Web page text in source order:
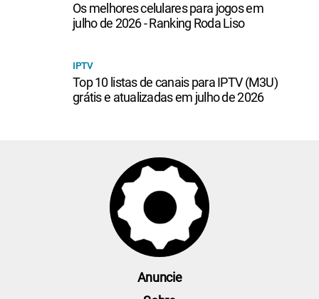
Os melhores celulares para jogos em
julho de 2026 - Ranking Roda Liso
IPTV
Top 10 listas de canais para IPTV (M3U)
grátis e atualizadas em julho de 2026
Anuncie